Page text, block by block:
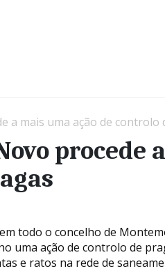
a mais uma ação de controlo
procede
todo o concelho de
uma ação de controlo de
e ratos na rede de